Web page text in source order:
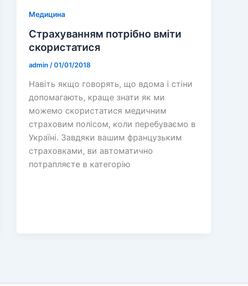
Медицина
Страхуванням потрібно вміти
скористатися
admin /01/01/2018
Навіть якщо говорять, що вдома і стіни
допомагають, краще знати як ми
можемо скористатися медичним
страховим полісом, коли перебуваємо в
Україні. Завдяки вашим французьким
страховками, ви автоматично
потрапляєте в категорію